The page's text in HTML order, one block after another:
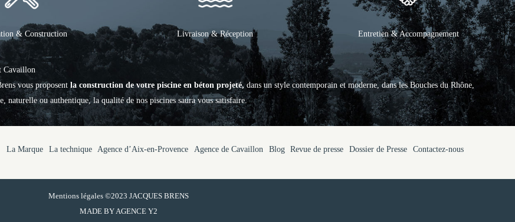
& Construction Livraison & Réception Entretien & Accompagnement
Cavaillon
vous proposentla construction de votre piscine en béton projeté,dans un style contemporain et moderne, dans les Bouches du Rhône,
naturelle ou authentique, la qualité de nos piscines saura vous satisfaire.
La Marque La technique Agence d’Aix-en-Provence Agence de Cavaillon Blog Revue de presse Dossier de Presse Contactez-nous
Mentions légales ©2023 JACQUES BRENS
MADE BY AGENCE Y2